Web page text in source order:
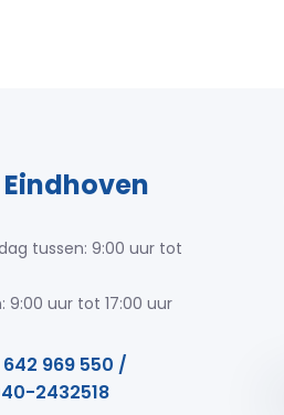
tussen: 9:00 uur tot
9:00 uur tot 17:00 uur
969 550 /
2432518